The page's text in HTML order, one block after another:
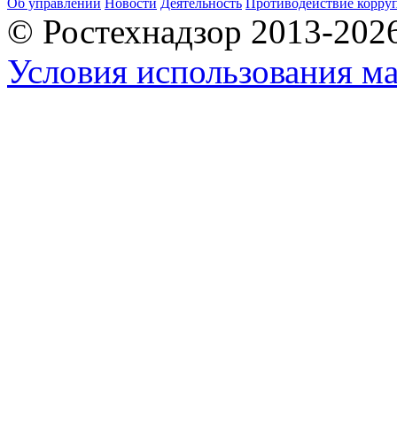
Об управлении Новости Деятельность Противодействие
© Ростехнадзор 2013-
Условия использования